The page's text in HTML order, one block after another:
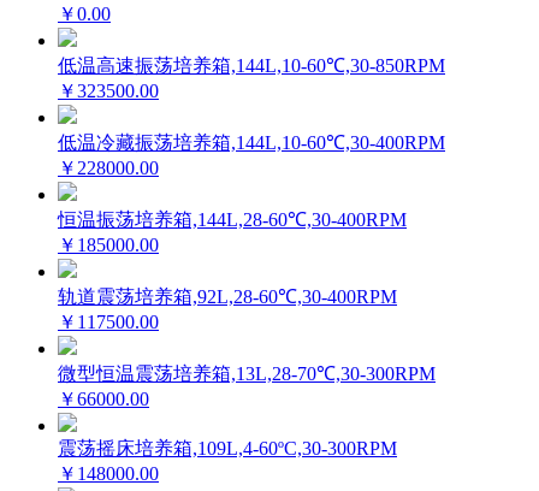
￥0.00
低温高速振荡培养箱,144L,10-60℃,30-850RPM
￥323500.00
低温冷藏振荡培养箱,144L,10-60℃,30-400RPM
￥228000.00
恒温振荡培养箱,144L,28-60℃,30-400RPM
￥185000.00
轨道震荡培养箱,92L,28-60℃,30-400RPM
￥117500.00
微型恒温震荡培养箱,13L,28-70℃,30-300RPM
￥66000.00
震荡摇床培养箱,109L,4-60ºC,30-300RPM
￥148000.00